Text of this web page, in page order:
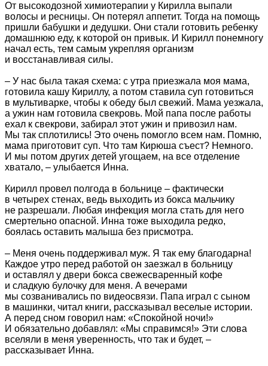
От высокодозной химиотерапии у Кирилла выпали
волосы и ресницы. Он потерял аппетит. Тогда на помощь
пришли бабушки и дедушки. Они стали готовить ребенку
домашнюю еду, к которой он привык. И Кирилл понемногу
начал есть, тем самым укрепляя организм
и восстанавливая силы.
– У нас была такая схема: с утра приезжала моя мама,
готовила кашу Кириллу, а потом ставила суп готовиться
в мультиварке, чтобы к обеду был свежий. Мама уезжала,
а ужин нам готовила свекровь. Мой папа после работы
ехал к свекрови, забирал этот ужин и привозил нам.
Мы так сплотились! Это очень помогло всем нам. Помню,
мама приготовит суп. Что там Кирюша съест? Немного.
И мы потом других детей угощаем, на все отделение
хватало, – улыбается Инна.
Кирилл провел полгода в больнице – фактически
в четырех стенах, ведь выходить из бокса мальчику
не разрешали. Любая инфекция могла стать для него
смертельно опасной. Инна тоже выходила редко,
боялась оставить малыша без присмотра.
– Меня очень поддерживал муж. Я так ему благодарна!
Каждое утро перед работой он заезжал в больницу
и оставлял у двери бокса свежесваренный кофе
и сладкую булочку для меня. А вечерами
мы созванивались по видеосвязи. Папа играл с сыном
в машинки, читал книги, рассказывал веселые истории.
А перед сном говорил нам: «Спокойной ночи!»
И обязательно добавлял: «Мы справимся!» Эти слова
вселяли в меня уверенность, что так и будет, –
рассказывает Инна.